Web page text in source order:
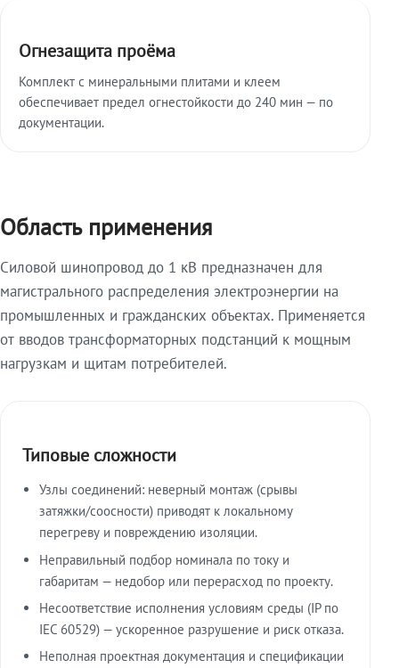
Огнезащита проёма
Комплект с минеральными плитами и клеем
обеспечивает предел огнестойкости до 240 мин — по
документации.
Область применения
Силовой шинопровод до 1 кВ предназначен для
магистрального распределения электроэнергии на
промышленных и гражданских объектах. Применяется
от вводов трансформаторных подстанций к мощным
нагрузкам и щитам потребителей.
Типовые сложности
Узлы соединений: неверный монтаж (срывы
затяжки/соосности) приводят к локальному
перегреву и повреждению изоляции.
Неправильный подбор номинала по току и
габаритам — недобор или перерасход по проекту.
Несоответствие исполнения условиям среды (IP по
IEC 60529) — ускоренное разрушение и риск отказа.
Неполная проектная документация и спецификации